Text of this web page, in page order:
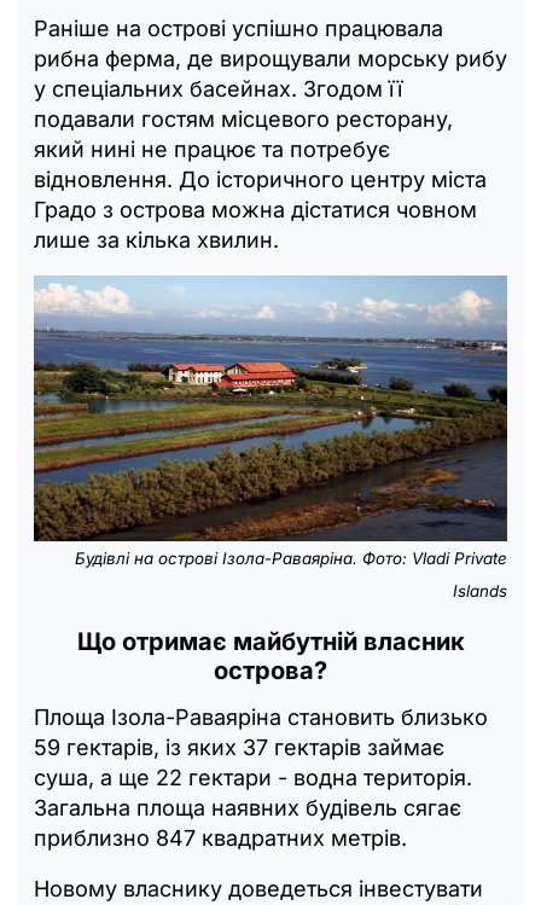
Раніше на острові успішно працювала
рибна ферма, де вирощували морську рибу
у спеціальних басейнах. Згодом її
подавали гостям місцевого ресторану,
який нині не працює та потребує
відновлення. До історичного центру міста
Градо з острова можна дістатися човном
лише за кілька хвилин.
Будівлі на острові Ізола-Раваяріна. Фото: Vladi Private
Islands
Що отримає майбутній власник
острова?
Площа Ізола-Раваяріна становить близько
59 гектарів, із яких 37 гектарів займає
суша, а ще 22 гектари - водна територія.
Загальна площа наявних будівель сягає
приблизно 847 квадратних метрів.
Новому власнику доведеться інвестувати